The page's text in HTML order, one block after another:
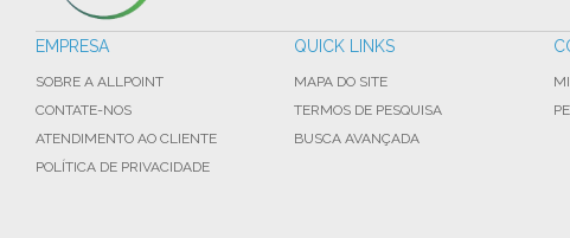
EMPRESA
SOBRE A ALLPOINT
CONTATE-NOS
ATENDIMENTO AO CLIENTE
POLÍTICA DE PRIVACIDADE
QUICK LINKS
MAPA DO SITE
TERMOS DE PESQUISA
BUSCA AVANÇADA